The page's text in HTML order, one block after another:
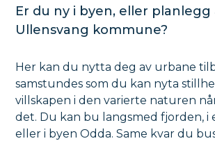
Er du ny i byen, eller planlegg
Ullensvang kommune?
Her kan du nytta deg av urbane
samstundes som du kan nyta
villskapen i den varierte naturen
det. Du kan bu langsmed fjorden, i
eller i byen Odda. Same kvar du